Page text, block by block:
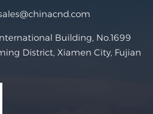
District, Xiamen City, Fujian